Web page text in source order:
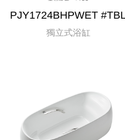
PJY1724BHPWET
獨立式浴缸